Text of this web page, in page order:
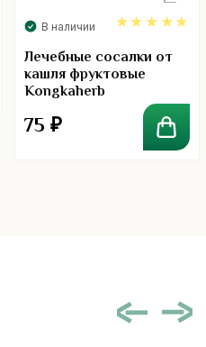
В наличии
4.83
Лечебные сосалки от
кашля фруктовые
Kongkaherb
75 ₽